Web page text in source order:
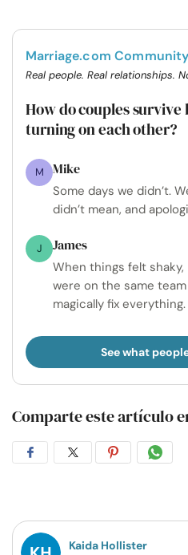
Marriage.com Community
Real people. Real relationships.
How do couples
turning on each other?
M Mike
Some days we didn’t.
didn’t mean, and
J James
When things felt
were on the same
magically fix everything.
See what
Comparte este artículo
CompartirCompartirCompartir
Kaida Hollister